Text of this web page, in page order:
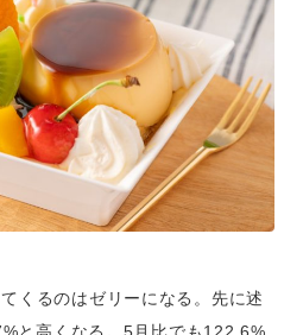
くるのはゼリーになる。先に述